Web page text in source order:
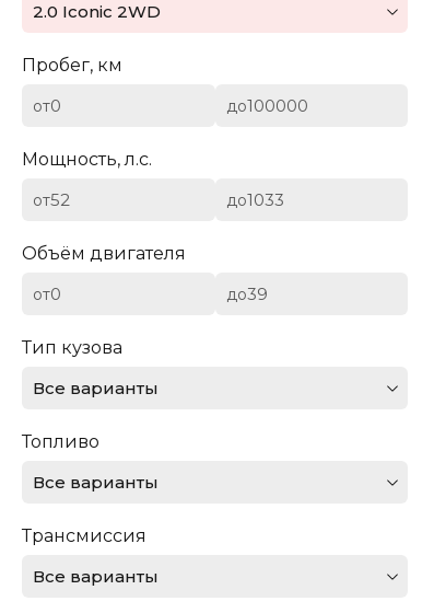
Chevrolet
Dodge
Ferrari
Ford
2.0 Iconic 2WD
Пробег, км
от до
Мощность, л.с.
от до
Объём двигателя
от до
Тип кузова
Все варианты
Топливо
Все варианты
Трансмиссия
Все варианты